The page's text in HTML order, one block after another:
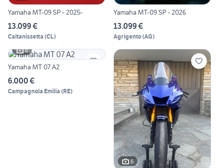
Yamaha MT-09 SP - 2025-
13.099 €
Caltanissetta (CL)
Yamaha MT-09 SP - 2026
13.099 €
Agrigento(AG)
6
Yamaha MT 07 A2
6.000 €
Campagnola Emilia (RE)
6